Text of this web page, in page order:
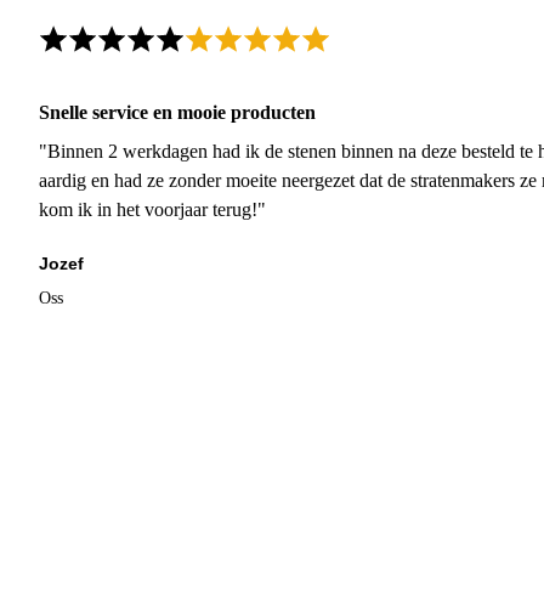
Snelle service en mooie producten
"Binnen 2 werkdagen had ik de stenen binnen na deze besteld
aardig en had ze zonder moeite neergezet dat de stratenmakers
kom ik in het voorjaar terug!"
Jozef
Oss